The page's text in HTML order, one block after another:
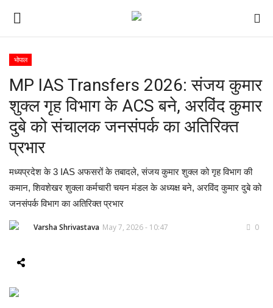
ई-पेपर
होम
Contact Us
Subscribe
About Us
दुनिया
मध्यप्रदेश
भोपाल
MP IAS Transfers 2026: संजय कुमार
शुक्ल गृह विभाग के ACS बने, अरविंद कुमार
दुबे को संचालक जनसंपर्क का अतिरिक्त
प्रभार
मध्यप्रदेश के 3 IAS अफसरों के तबादले, संजय कुमार शुक्ल को गृह विभाग की
कमान, शिवशेखर शुक्ला कर्मचारी चयन मंडल के अध्यक्ष बने, अरविंद कुमार दुबे को
जनसंपर्क विभाग का अतिरिक्त प्रभार
Varsha Shrivastava May 7, 2026 - 10:47 0